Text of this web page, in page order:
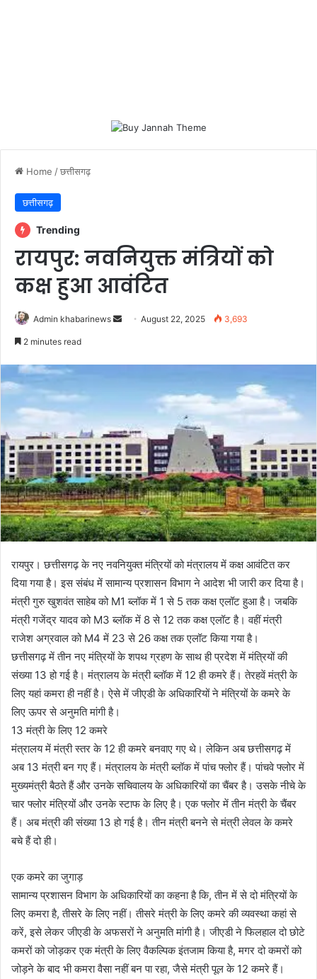
Home /छत्तीसगढ़
छत्तीसगढ़
Trending
रायपुर: नवनियुक्त मंत्रियों को
कक्ष हुआ आवंटित
Admin khabarinews
Send August 22, 2025 3,693
2 minutes read
रायपुर। छत्तीसगढ़ के नए नवनियुक्त मंत्रियों को मंत्रालय में कक्ष आवंटित कर
दिया गया है। इस संबंध में सामान्य प्रशासन विभाग ने आदेश भी जारी कर दिया है।
मंत्री गुरु खुशवंत साहेब को M1 ब्लॉक में 1 से 5 तक कक्ष एलॉट हुआ है। जबकि
मंत्री गजेंद्र यादव को M3 ब्लॉक में 8 से 12 तक कक्ष एलॉट है। वहीं मंत्री
राजेश अग्रवाल को M4 में 23 से 26 कक्ष तक एलॉट किया गया है।
छत्तीसगढ़ में तीन नए मंत्रियों के शपथ ग्रहण के साथ ही प्रदेश में मंत्रियों की
संख्या 13 हो गई है। मंत्रालय के मंत्री ब्लॉक में 12 ही कमरे हैं। तेरहवें मंत्री के
लिए यहां कमरा ही नहीं है। ऐसे में जीएडी के अधिकारियों ने मंत्रियों के कमरे के
लिए ऊपर से अनुमति मांगी है।
13 मंत्री के लिए 12 कमरे
मंत्रालय में मंत्री स्तर के 12 ही कमरे बनवाए गए थे। लेकिन अब छत्तीसगढ़ में
अब 13 मंत्री बन गए हैं। मंत्रालय के मंत्री ब्लॉक में पांच फ्लोर हैं। पांचवे फ्लोर में
मुख्यमंत्री बैठते हैं और उनके सचिवालय के अधिकारियों का चैंबर है। उसके नीचे के
चार फ्लोर मंत्रियों और उनके स्टाफ के लिए है। एक फ्लोर में तीन मंत्री के चैंबर
हैं। अब मंत्री की संख्या 13 हो गई है। तीन मंत्री बनने से मंत्री लेवल के कमरे
बचे हैं दो ही।
एक कमरे का जुगाड़
सामान्य प्रशासन विभाग के अधिकारियों का कहना है कि, तीन में से दो मंत्रियों के
लिए कमरा है, तीसरे के लिए नहीं। तीसरे मंत्री के लिए कमरे की व्यवस्था कहां से
करें, इसे लेकर जीएडी के अफसरों ने अनुमति मांगी है। जीएडी ने फिलहाल दो छोटे
कमरों को जोड़कर एक मंत्री के लिए वैकल्पिक इंतजाम किया है, मगर दो कमरों को
जोड़ने के बाद भी कमरा वैसा नहीं बन पा रहा, जैसे मंत्री पूल के 12 कमरे हैं।